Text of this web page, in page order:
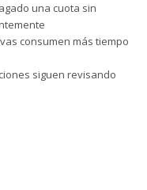
una cuota sin
consumen más tiempo
siguen revisando